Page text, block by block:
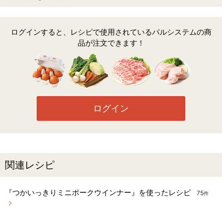
ログインすると、レシピで使用されているパルシステムの商
品が注文できます！
ログイン
関連レシピ
『つかいっきりミニポークウインナー』を使ったレシピ 75件